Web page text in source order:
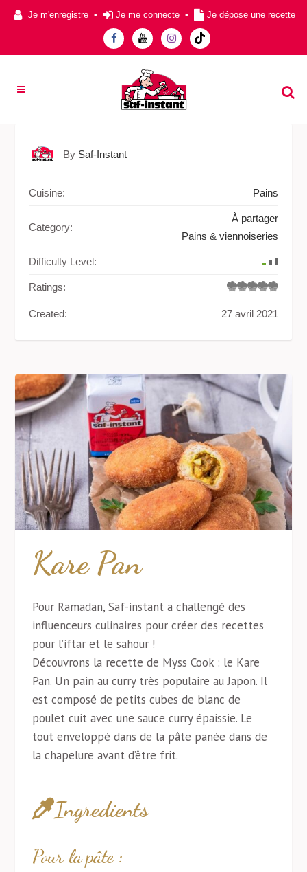
Je m'enregistre • Je me connecte • Je dépose une recette
By Saf-Instant
Cuisine: Pains
Category:
À partager
Pains & viennoiseries
Difficulty Level:
Ratings:
Created: 27 avril 2021
Kare Pan
Pour Ramadan, Saf-instant a challengé des
influenceurs culinaires pour créer des recettes
pour l’iftar et le sahour !
Découvrons la recette de Myss Cook : le Kare
Pan. Un pain au curry très populaire au Japon. Il
est composé de petits cubes de blanc de
poulet cuit avec une sauce curry épaissie. Le
tout enveloppé dans de la pâte panée dans de
la chapelure avant d’être frit.
Ingredients
Pour la pâte :